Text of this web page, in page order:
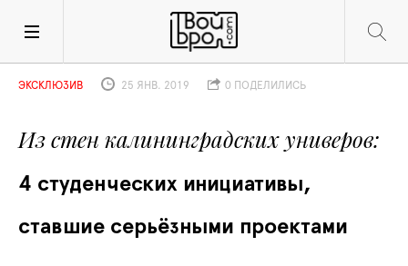
Из стен калининградских универов
4 студенческих инициативы,
ставшие серьёзными проектами
ЭКСКЛЮЗИВ 25 ЯНВ. 2019 0 ПОДЕЛИЛИСЬ